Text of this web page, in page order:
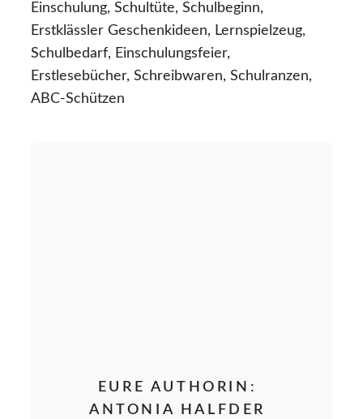
Einschulung, Schultüte, Schulbeginn,
Erstklässler Geschenkideen, Lernspielzeug,
Schulbedarf, Einschulungsfeier,
Erstlesebücher, Schreibwaren, Schulranzen,
ABC-Schützen
EURE AUTHORIN:
ANTONIA HALFDER